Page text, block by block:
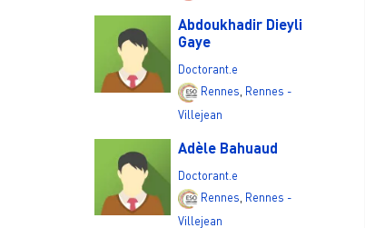
Abdoukhadir Dieyli
Gaye
Doctorant.e
Rennes Rennes -
Villejean
Adèle Bahuaud
Doctorant.e
Rennes Rennes -
Villejean